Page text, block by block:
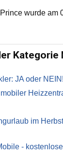
wurde am
Kategorie
JA oder NEIN!
im
-